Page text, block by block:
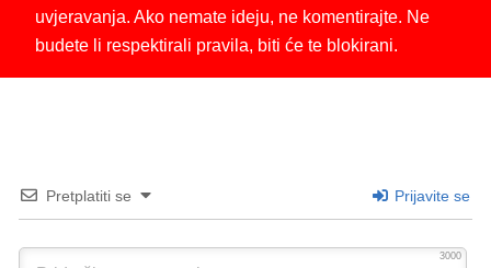
uvjeravanja. Ako nemate ideju, ne komentirajte. Ne
budete li respektirali pravila, biti će te blokirani.
Pretplatiti se Prijavite se
3000